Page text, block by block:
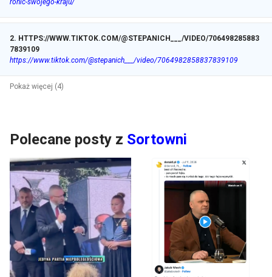
ronic-swojego-kraju/
2. HTTPS://WWW.TIKTOK.COM/@STEPANICH___/VIDEO/706498285883
7839109
https://www.tiktok.com/@stepanich___/video/7064982858837839109
Pokaż więcej (4)
Polecane posty z Sortowni